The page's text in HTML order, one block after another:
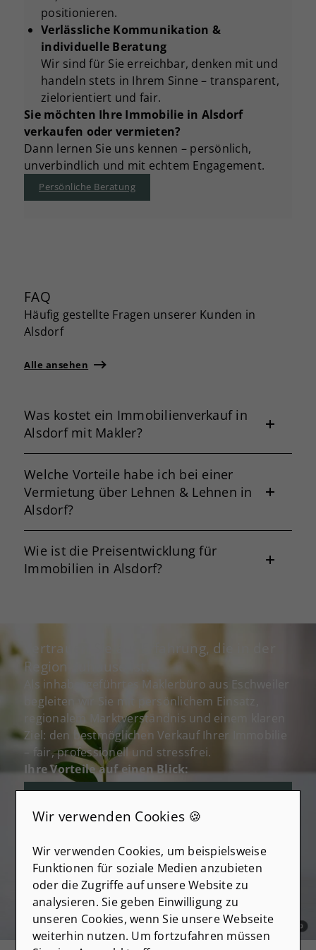
positionieren.
Verlässliche Kommunikation &
individuelle Beratung
Wir sind für Sie erreichbar, denken mit und
handeln stets in Ihrem Sinne – transparent,
zielorientiert und fair.
Sie möchten Ihre Immobilie in Alsdorf
verkaufen oder vermieten?
Dann lernen Sie uns kennen – persönlich,
unverbindlich und mit echtem Engagement.
Persönliche Beratung
FAQ
Häufig gestellte Fragen unserer Kunden in
Alsdorf
Alle ansehen
Was kostet ein Immobilienverkauf in
Alsdorf mit Makler?
Welche Vorteile habe ich bei einer
Vermietung über Lehnen & Lehnen in
Alsdorf?
Wie ist die Preisentwicklung für
Immobilien in Alsdorf?
Vertrauen Sie auf Erfahrung, die in der
Region zuhause ist.
Als inhabergeführtes Maklerbüro aus Eschweiler
begleiten wir Sie mit persönlichem Einsatz,
regionalem Marktverständnis und einem klaren
Ziel: den bestmöglichen Verkauf Ihrer Immobilie
– fair, professionell und stressfrei.
Ihre Vorteile auf einen Blick:
Tiefes Verständnis des regionalen
Marktesin Eschweiler, Aachen, Düren,
Persönliche Begleitungdurch ein
eingespieltes, inhabergeführtes Team
Komplettservice
von der Vorbereitung bis
zur notariellen Abwicklung
Wir verwenden Cookies 🍪
Wir verwenden Cookies, um beispielsweise
Funktionen für soziale Medien anzubieten
oder die Zugriffe auf unsere Website zu
analysieren. Sie geben Einwilligung zu
unseren Cookies, wenn Sie unsere Webseite
weiterhin nutzen. Um fortzufahren müssen